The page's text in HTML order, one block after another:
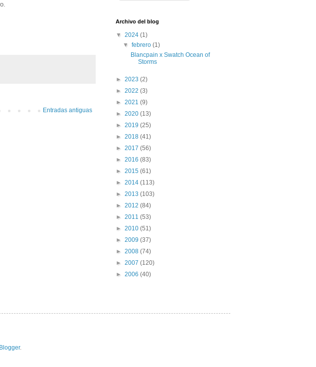
Entradas antiguas
Archivo del blog
▼ 2024 (1)
▼febrero(1)
Blancpain x Swatch Ocean of
Storms
► 2023 (2)
► 2022 (3)
► 2021 (9)
► 2020 (13)
► 2019 (25)
► 2018 (41)
► 2017 (56)
► 2016 (83)
► 2015 (61)
► 2014 (113)
► 2013 (103)
► 2012 (84)
► 2011 (53)
► 2010 (51)
► 2009 (37)
► 2008 (74)
► 2007 (120)
► 2006 (40)
Blogger.